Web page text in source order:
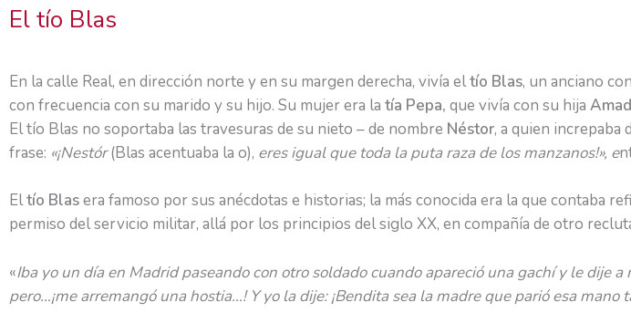
El tío Blas
En la calle Real, en dirección norte y en su margen derecha, vivía eltío Blas, un anciano
con frecuencia con su marido y su hijo. Su mujer era la tía Pepa, que vivía con su hija
El tío Blas no soportaba las travesuras de su nieto – de nombre Néstor, a quien
frase: «¡Nestór(Blas acentuaba la o), eres igual que toda la puta raza de los manzanos!», e
Eltío Blasera famoso por sus anécdotas e historias; la más conocida era la que contaba
permiso del servicio militar, allá por los principios del siglo XX, en compañía de otro
«Iba yo un día en Madrid paseando con otro soldado cuando apareció una gachí y le dije
pero…¡me arremangó una hostia…! Y yo la dije: ¡Bendita sea la madre que parió esa mano